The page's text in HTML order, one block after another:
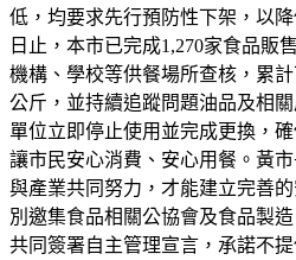
低，均要求先行預防性下架，以
日止，本市已完成1,270家食品販
機構、學校等供餐場所查核，累
公斤，並持續追蹤問題油品及相
單位立即停止使用並完成更換，
讓市民安心消費、安心用餐。黃
與產業共同努力，才能建立完善
別邀集食品相關公協會及食品製
共同簽署自主管理宣言，承諾不